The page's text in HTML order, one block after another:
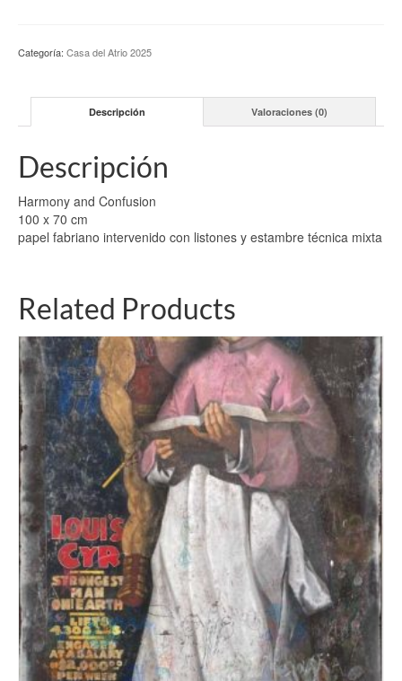
Macerata
Categoría: Casa del Atrio 2025
Descripción Valoraciones (0)
Descripción
Harmony and Confusion
100 x 70 cm
papel fabriano intervenido con listones y estambre técnica mixta
Related Products